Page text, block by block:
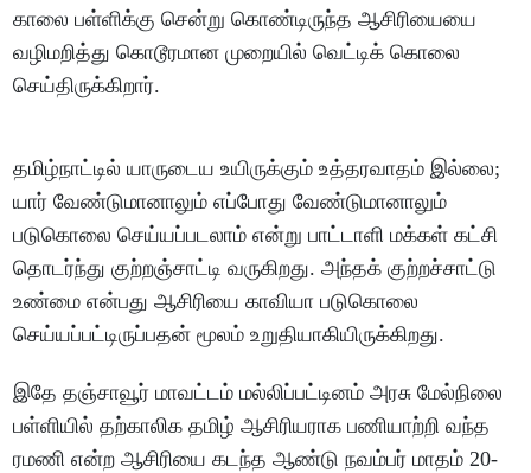
காலை பள்ளிக்கு சென்று கொண்டிருந்த ஆசிரியையை
வழிமறித்து கொடூரமான முறையில் வெட்டிக் கொலை
செய்திருக்கிறார்.
தமிழ்நாட்டில் யாருடைய உயிருக்கும் உத்தரவாதம் இல்லை;
யார் வேண்டுமானாலும் எப்போது வேண்டுமானாலும்
படுகொலை செய்யப்படலாம் என்று பாட்டாளி மக்கள் கட்சி
தொடர்ந்து குற்றஞ்சாட்டி வருகிறது. அந்தக் குற்றச்சாட்டு
உண்மை என்பது ஆசிரியை காவியா படுகொலை
செய்யப்பட்டிருப்பதன் மூலம் உறுதியாகியிருக்கிறது.
இதே தஞ்சாவூர் மாவட்டம் மல்லிப்பட்டினம் அரசு மேல்நிலை
பள்ளியில் தற்காலிக தமிழ் ஆசிரியராக பணியாற்றி வந்த
ரமணி என்ற ஆசிரியை கடந்த ஆண்டு நவம்பர் மாதம் 20-